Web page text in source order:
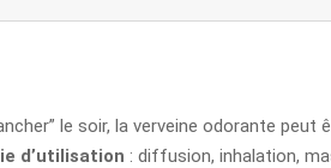
le soir, la verveine odorante
d’utilisation : diffusion, inhalation,